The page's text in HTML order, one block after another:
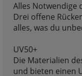
Alles Notwendige
Drei offene
alles, was du
UV50+
Die Materialien
und bieten einen